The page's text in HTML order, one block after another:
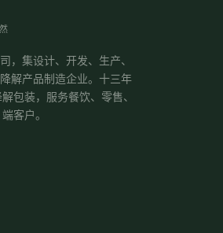
，集设计、开发、生产、
解产品制造企业。十三年
包装，服务餐饮、零售、
客户。